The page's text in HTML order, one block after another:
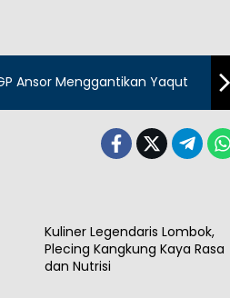
Ansor Menggantikan Yaqut
Kuliner Legendaris Lombok,
Plecing Kangkung Kaya Rasa
dan Nutrisi
Kuliner